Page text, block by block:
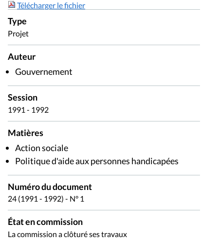
Télécharger le fichier
Type
Projet
Auteur
Gouvernement
Session
1991 - 1992
Matières
Action sociale
Politique d'aide aux personnes handicapées
Numéro du document
24 (1991 - 1992) - N° 1
État en commission
La commission a clôturé ses travaux